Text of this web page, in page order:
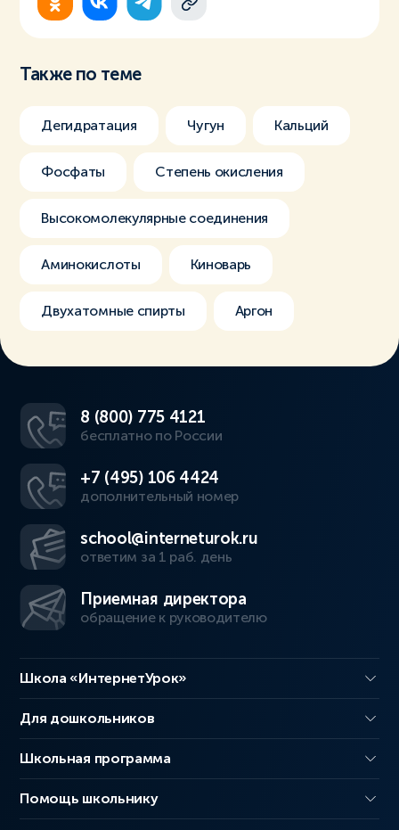
Также по теме
Дегидратация Чугун Кальций
Фосфаты Степень окисления
Высокомолекулярные соединения
Аминокислоты Киноварь
Двухатомные спирты Аргон
8 (800) 775 4121
бесплатно по России
+7 (495) 106 4424
дополнительный номер
school@interneturok.ru
ответим за 1 раб. день
Приемная директора
обращение к руководителю
Школа «ИнтернетУрок»
Для дошкольников
Школьная программа
Помощь школьнику